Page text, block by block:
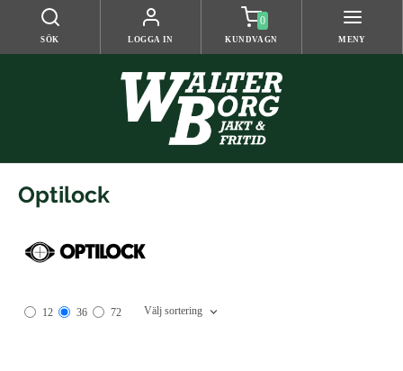
SÖK LOGGA IN
0
KUNDVAGN MENY
Optilock
12 36 72 Välj sortering